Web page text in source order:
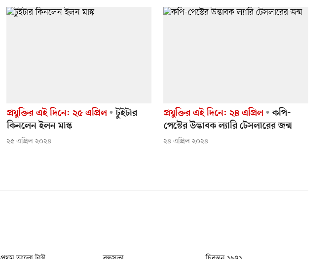
প্রযুক্তির এই দিনে: ২৫ এপ্রিল
টুইটার
কিনলেন ইলন মাস্ক
২৫ এপ্রিল ২০২৪
প্রযুক্তির এই দিনে: ২৪ এপ্রিল
কপি-
পেস্টের উদ্ভাবক ল্যারি টেসলারের জন্ম
২৪ এপ্রিল ২০২৪